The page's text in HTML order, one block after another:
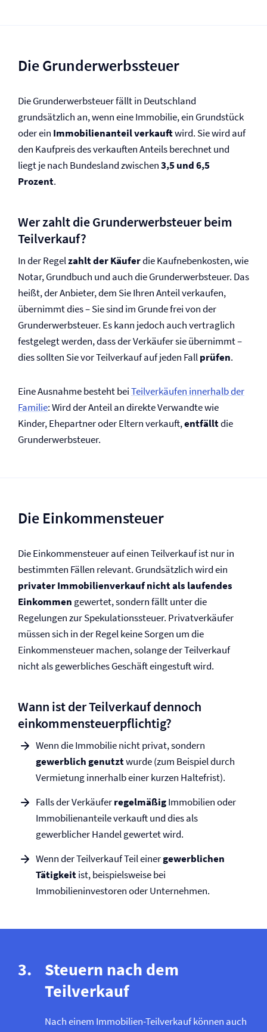
Die Grunderwerbssteuer
Die Grunderwerbsteuer fällt in Deutschland
grundsätzlich an, wenn eine Immobilie, ein Grundstück
oder ein Immobilienanteil verkauftwird. Sie wird auf
den Kaufpreis des verkauften Anteils berechnet und
liegt je nach Bundesland zwischen3,5 und 6,5
Prozent.
Wer zahlt die Grunderwerbsteuer beim
Teilverkauf?
In der Regelzahlt der Käuferdie Kaufnebenkosten, wie
Notar, Grundbuch und auch die Grunderwerbsteuer. Das
heißt, der Anbieter, dem Sie Ihren Anteil verkaufen,
übernimmt dies – Sie sind im Grunde frei von der
Grunderwerbsteuer. Es kann jedoch auch vertraglich
festgelegt werden, dass der Verkäufer sie übernimmt –
dies sollten Sie vor Teilverkauf auf jeden Fallprüfen.
Eine Ausnahme besteht beiTeilverkäufen innerhalb der
Familie: Wird der Anteil an direkte Verwandte wie
Kinder, Ehepartner oder Eltern verkauft,entfälltdie
Grunderwerbsteuer.
Die Einkommensteuer
Die Einkommensteuer auf einen Teilverkauf ist nur in
bestimmten Fällen relevant. Grundsätzlich wird ein
privater Immobilienverkauf nicht als laufendes
Einkommen gewertet, sondern fällt unter die
Regelungen zur Spekulationssteuer. Privatverkäufer
müssen sich in der Regel keine Sorgen um die
Einkommensteuer machen, solange der Teilverkauf
nicht als gewerbliches Geschäft eingestuft wird.
Wann ist der Teilverkauf dennoch
einkommensteuerpflichtig?
Wenn die Immobilie nicht privat, sondern
gewerblich genutztwurde (zum Beispiel durch
Vermietung innerhalb einer kurzen Haltefrist).
Falls der VerkäuferregelmäßigImmobilien oder
Immobilienanteile verkauft und dies als
gewerblicher Handel gewertet wird.
Wenn der Teilverkauf Teil einergewerblichen
Tätigkeitist, beispielsweise bei
Immobilieninvestoren oder Unternehmen.
Steuern nach dem
Teilverkauf
Nach einem Immobilien-Teilverkauf können auch